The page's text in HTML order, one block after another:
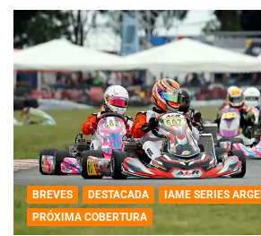
BREVES DESTACADA
IAME SERIES
PRÓXIMA COBERTURA